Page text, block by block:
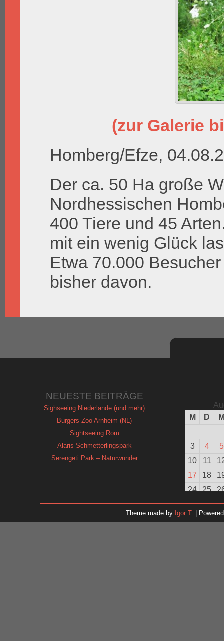
(zur Galerie
Homberg/Efze,
Der ca. 50 Ha große
Nordhessischen
400 Tiere und 45
mit ein wenig Glück
Etwa 70.000
bisher davon.
NEUESTE BEITRÄGE
Sighseeing Niederlande (und mehr)
Burgers Zoo Arnheim (NL)
Sightseeing Rom
Alaris Schmetterlingspark
Serengeti Park – Naturwunder
M
D
3 4
5
10
11
17
18
24
25
31
Theme made by Igor T. |